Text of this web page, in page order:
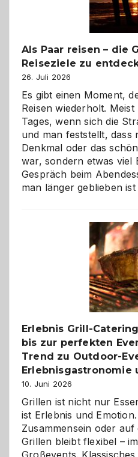
Als Paar reisen – die
Reiseziele zu
26. Juli 2026
Es gibt einen Moment,
Reisen wiederholt.
Tages, wenn sich die
und man feststellt, dass
Denkmal oder das
war, sondern etwas viel
Gespräch beim
man länger geblieben
Erlebnis Grill-
bis zur perfekten
Trend zu Outdoor-
Erlebnisgastronomie
10. Juni 2026
Grillen ist nicht nur
ist Erlebnis und
Zusammensein oder
Grillen bleibt flexibel –
Großevents.